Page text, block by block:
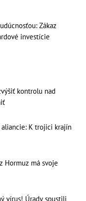
Zákaz
investície
kontrolu nad
aliancie: K trojici krajín
Hormuz má svoje
vírus! Úrady spustili